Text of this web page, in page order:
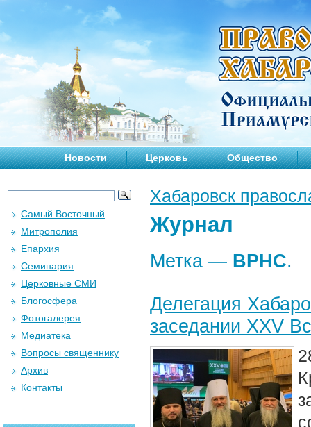
Новости Церковь Общество
Хабаровск
Журнал
Метка — ВРНС.
Делегация
заседании XXV
Самый Восточный
Митрополия
Епархия
Семинария
Церковные СМИ
Блогосфера
Фотогалерея
Медиатека
Вопросы священнику
Архив
Контакты